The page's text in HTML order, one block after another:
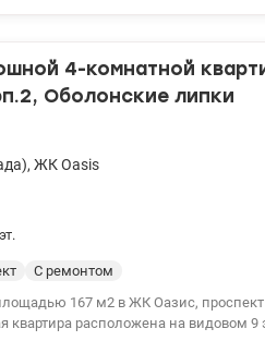
транспортная развязка
Приглашаем на просмотр Цена:
4-комнатной
Оболонские липки
, ЖК Oasis
С ремонтом
167 м2 в ЖК Оазис,
квартира расположена на видовом 9